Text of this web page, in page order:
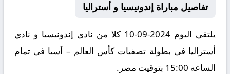
تفاصيل مباراة إندونيسيا و أستراليا
يلتقى اليوم 2024-09-10 كلا من نادى إندونيسيا و نادي
أستراليا فى بطولة تصفيات كأس العالم – آسيا فى تمام
الساعه 15:00 بتوقيت مصر.